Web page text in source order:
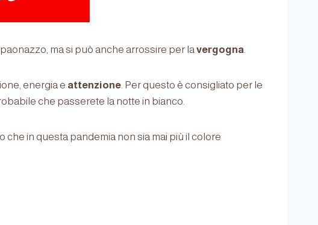
ma si può anche arrossire per lavergogna.
energia e attenzione. Per questo è consigliato per le
che passerete la notte in bianco.
che in questa pandemia non sia mai più il colore